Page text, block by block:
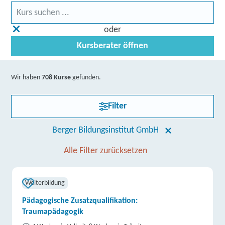
oder
Kursberater öffnen
Wir haben708 Kurse gefunden.
Filter
Berger Bildungsinstitut GmbH
Alle Filter zurücksetzen
Weiterbildung
Pädagogische Zusatzqualifikation:
Traumapädagogik